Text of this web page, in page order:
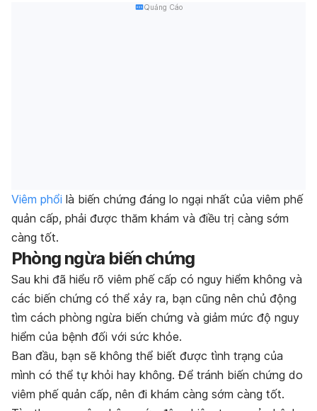
Quảng Cáo
Viêm phổi là biến chứng đáng lo ngại nhất của viêm phế
quản cấp, phải được thăm khám và điều trị càng sớm
càng tốt.
Phòng ngừa biến chứng
Sau khi đã hiểu rõ viêm phế cấp có nguy hiểm không và
các biến chứng có thể xảy ra, bạn cũng nên chủ động
tìm cách phòng ngừa biến chứng và giảm mức độ nguy
hiểm của bệnh đối với sức khỏe.
Ban đầu, bạn sẽ không thể biết được tình trạng của
mình có thể tự khỏi hay không. Để tránh biến chứng do
viêm phế quản cấp, nên đi khám càng sớm càng tốt.